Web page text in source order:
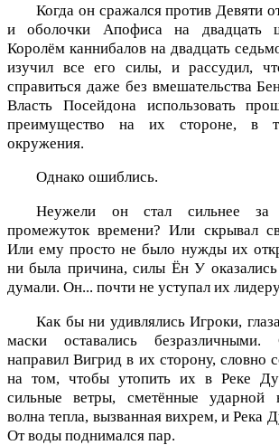
Когда он сражался против Девяти
и оболочки Апофиса на двадцать
Королём каннибалов на двадцать
изучил все его силы, и рассудил,
справиться даже без вмешательства
Власть Посейдона использовать
преимущество на их стороне, в
окружения.
Однако ошиблись.
Неужели он стал сильнее за
промежуток времени? Или скрывал
Или ему просто не было нужды их
ни была причина, силы Ён У
думали. Он... почти не уступал их
Как бы ни удивлялись Игроки,
маски оставались
направил Вигрид в их сторону, словно
на том, чтобы утопить их в Реке
сильные ветры, сметённые ударной
волна тепла, вызванная вихрем, и Река
От воды поднимался пар.